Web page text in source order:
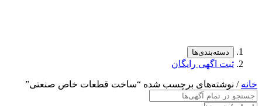
دسته‌بندی‌ها
ثبت اگهی رایگان
خانه / نوشته‌های برچسب شده “ساخت قطعات خاص صنعتی”